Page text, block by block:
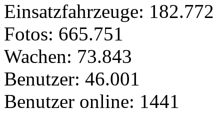
Einsatzfahrzeuge: 182.772
Fotos: 665.751
Wachen: 73.843
Benutzer: 46.001
Benutzer online: 1441